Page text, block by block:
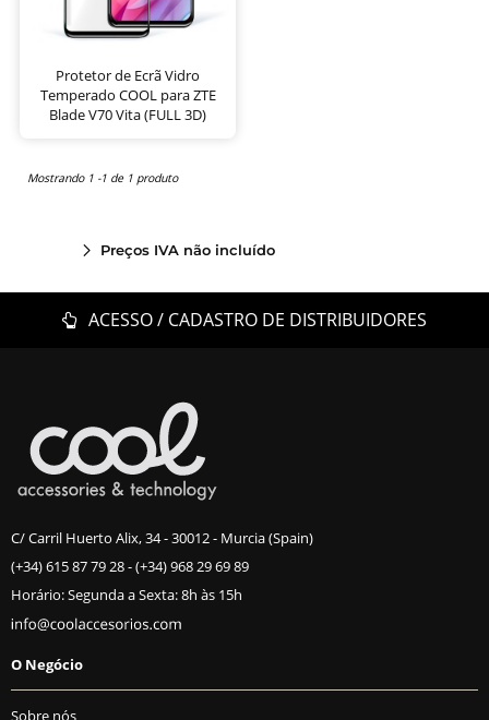
Protetor de Ecrã Vidro
Temperado COOL para ZTE
Blade V70 Vita (FULL 3D)
Mostrando 1 -1 de 1 produto
Preços IVA não incluído
ACESSO / CADASTRO DE DISTRIBUIDORES
C/ Carril Huerto Alix, 34 - 30012 - Murcia (Spain)
(+34) 615 87 79 28-(+34) 968 29 69 89
Horário: Segunda a Sexta: 8h às 15h
O Negócio
Sobre nós